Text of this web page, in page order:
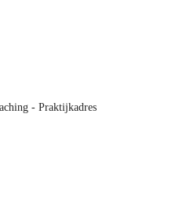
- Praktijkadres